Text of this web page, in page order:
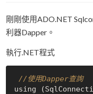
剛剛使用ADO.NET
利器Dapper。
執行.NET程式
//使用Dapper查詢
using